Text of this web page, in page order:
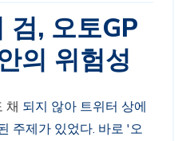
검, 오토GP
의 위험성
채 되지 않아 트위터 상에
주제가 있었다. 바로 '오